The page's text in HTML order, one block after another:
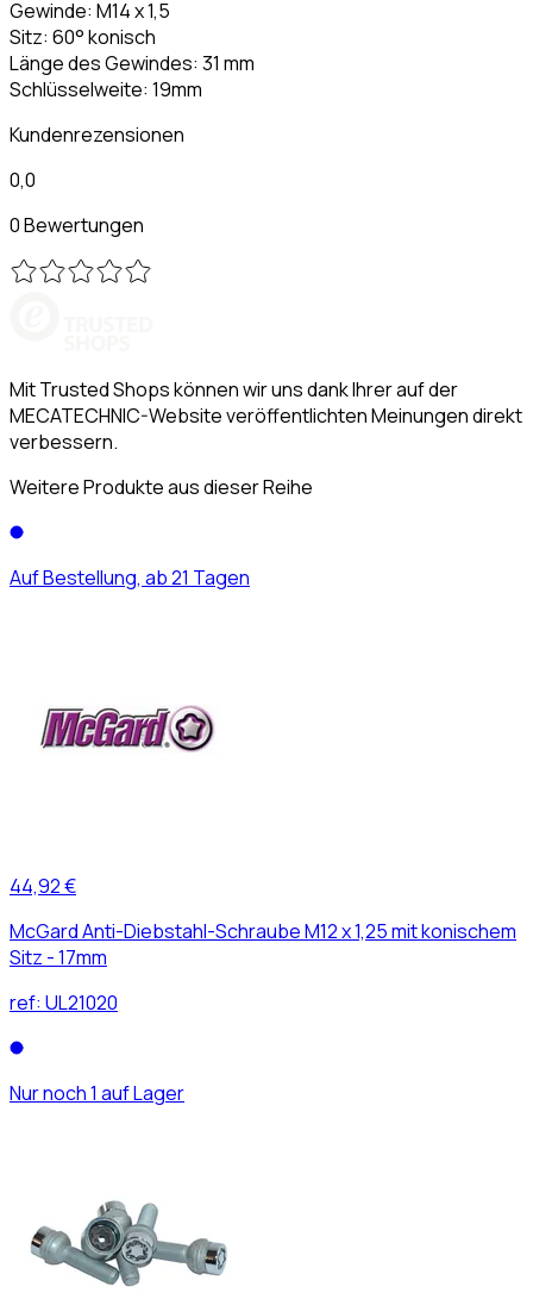
Gewinde: M14 x 1,5
Sitz: 60° konisch
Länge des Gewindes: 31 mm
Schlüsselweite: 19mm
Kundenrezensionen
0,0
0 Bewertungen
Mit Trusted Shops können wir uns dank Ihrer auf der
MECATECHNIC-Website veröffentlichten Meinungen direkt
verbessern.
Weitere Produkte aus dieser Reihe
Auf Bestellung, ab 21 Tagen
44,92 €
McGard Anti-Diebstahl-Schraube M12 x 1,25 mit konischem
Sitz - 17mm
ref: UL21020
Nur noch 1 auf Lager